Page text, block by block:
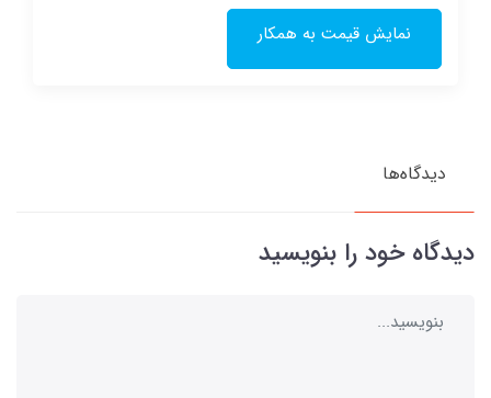
نمایش قیمت به همکار
دیدگاه‌ها
دیدگاه خود را بنویسید